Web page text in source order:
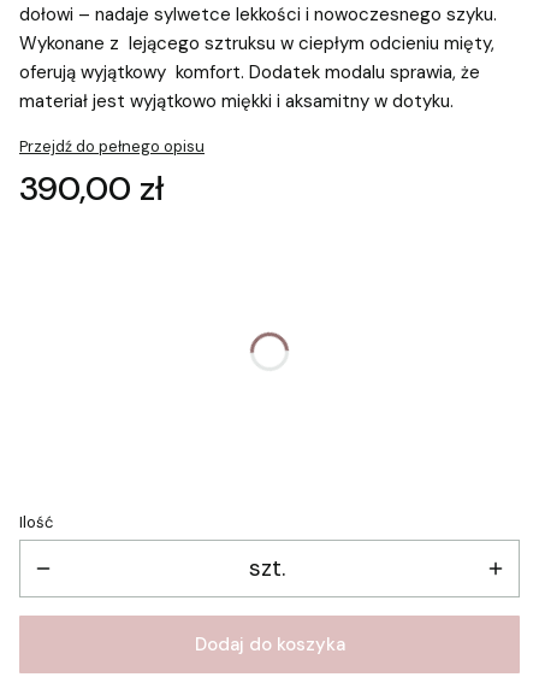
dołowi – nadaje sylwetce lekkości i nowoczesnego szyku.
Wykonane z lejącego sztruksu w ciepłym odcieniu mięty,
oferują wyjątkowy komfort. Dodatek modalu sprawia, że
materiał jest wyjątkowo miękki i aksamitny w dotyku.
Przejdź do pełnego opisu
Cena
390,00 zł
Ilość
szt.
Dodaj do koszyka